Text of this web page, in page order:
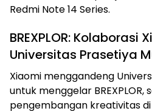
Redmi Note 14 Series.
BREXPLOR: Kolaborasi
Universitas Prasetiya
Xiaomi menggandeng
untuk menggelar
pengembangan kreativitas